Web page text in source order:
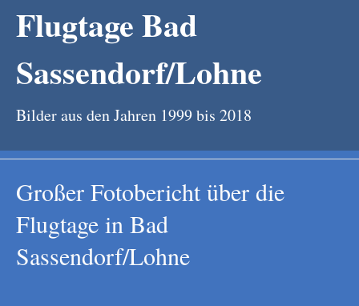
Flugtage Bad
Sassendorf/Lohne
Bilder aus den Jahren 1999 bis 2018
Großer Fotobericht über die
Flugtage in Bad
Sassendorf/Lohne